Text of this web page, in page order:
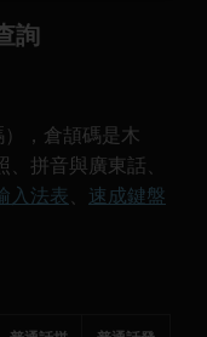
詢
），倉頡碼是木
拼音與廣東話、
入法表、 速成鍵盤